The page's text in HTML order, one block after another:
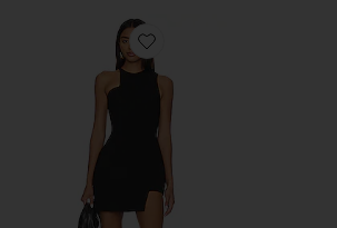
Favorite МИНИ ПЛАТЬЕ BRIGGS